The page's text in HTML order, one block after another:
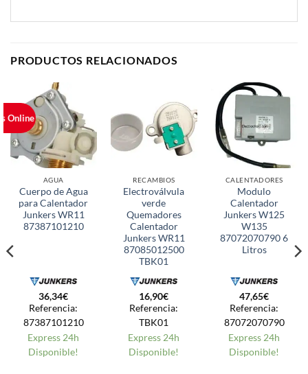
PRODUCTOS RELACIONADOS
AGUA
Cuerpo de Agua
para Calentador
Junkers WR11
87387101210
36,34€
Referencia:
87387101210
Express 24h
Disponible!
RECAMBIOS
Electroválvula
verde
Quemadores
Calentador
Junkers WR11
87085012500
TBK01
16,90€
Referencia:
TBK01
Express 24h
Disponible!
CALENTADORES
Modulo
Calentador
Junkers W125
W135
87072070790 6
Litros
47,65€
Referencia:
87072070790
Express 24h
Disponible!
Online